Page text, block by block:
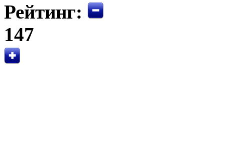
Рейтинг:
147